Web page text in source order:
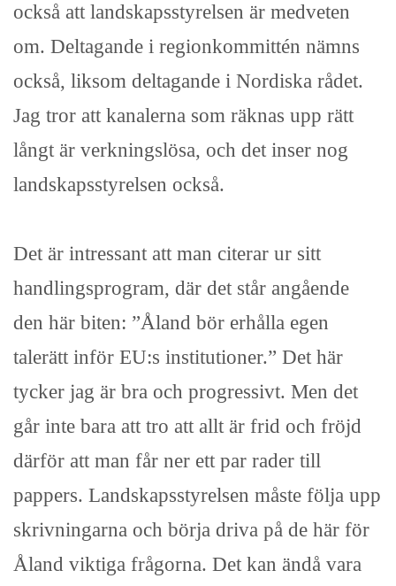
också att landskapsstyrelsen är medveten
om. Deltagande i regionkommittén nämns
också, liksom deltagande i Nordiska rådet.
Jag tror att kanalerna som räknas upp rätt
långt är verkningslösa, och det inser nog
landskapsstyrelsen också.
Det är intressant att man citerar ur sitt
handlingsprogram, där det står angående
den här biten: ”Åland bör erhålla egen
talerätt inför EU:s institutioner.” Det här
tycker jag är bra och progressivt. Men det
går inte bara att tro att allt är frid och fröjd
därför att man får ner ett par rader till
pappers. Landskapsstyrelsen måste följa upp
skrivningarna och börja driva på de här för
Åland viktiga frågorna. Det kan ändå vara